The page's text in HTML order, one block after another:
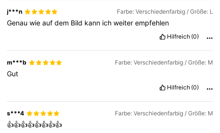
4,79
4,79 603K Follower
j***n Farbe: Verschiedenfarbig / Größe: L
Genauwieaufdem Bild kann ichweiterempfehlen
Hilfreich (0)
m***b Farbe: Verschiedenfarbig / Größe: M
Gut
Hilfreich (0)
s***4 Farbe: Verschiedenfarbig / Größe: M
👍👍👍👍👍👍👍👍